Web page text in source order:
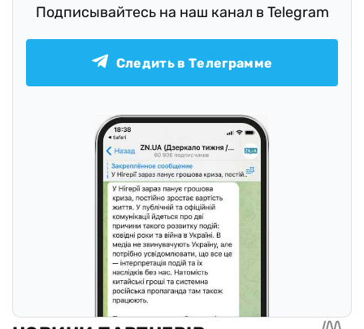
Подписывайтесь на наш канал в Telegram
Следить в Телеграмме